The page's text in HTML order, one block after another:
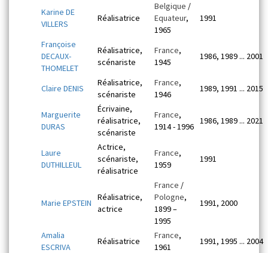
Karine DE
VILLERS
Réalisatrice
Belgique /
Equateur,
1965
1991
Françoise
DECAUX-
THOMELET
Réalisatrice,
scénariste
France,
1945
1986, 1989 ... 2001
Claire DENIS
Réalisatrice,
scénariste
France,
1946
1989, 1991 ... 2015
Marguerite
DURAS
Écrivaine,
réalisatrice,
scénariste
France,
1914 - 1996
1986, 1989 ... 2021
Laure
DUTHILLEUL
Actrice,
scénariste,
réalisatrice
France,
1959
1991
Marie EPSTEIN
Réalisatrice,
actrice
France /
Pologne,
1899 –
1995
1991, 2000
Amalia
ESCRIVA
Réalisatrice
France,
1961
1991, 1995 ... 2004